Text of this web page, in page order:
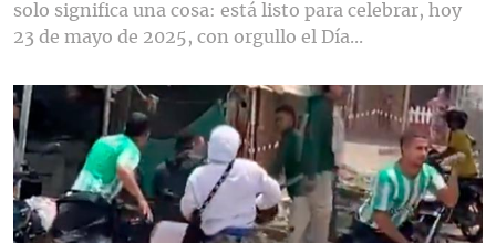
solo significa una cosa: está listo para celebrar, hoy
23 de mayo de 2025, con orgullo el Día...
Contenido multimedia principal